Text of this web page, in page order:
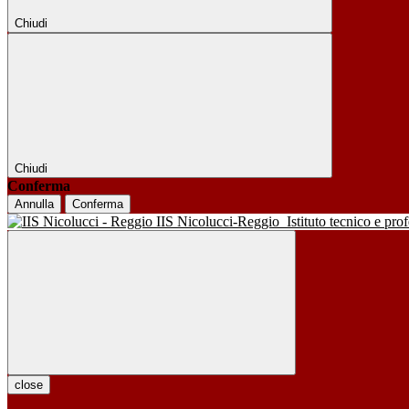
Chiudi
Chiudi
Conferma
Annulla Conferma
IIS Nicolucci-Reggio Istituto tecnico e
close